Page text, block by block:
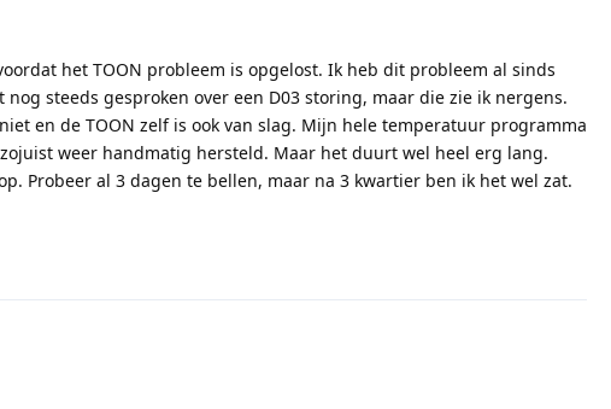
het TOON probleem is opgelost. Ik heb dit probleem al sinds
steeds gesproken over een D03 storing, maar die zie ik nergens.
en de TOON zelf is ook van slag. Mijn hele temperatuur programma
weer handmatig hersteld. Maar het duurt wel heel erg lang.
Probeer al 3 dagen te bellen, maar na 3 kwartier ben ik het wel zat.